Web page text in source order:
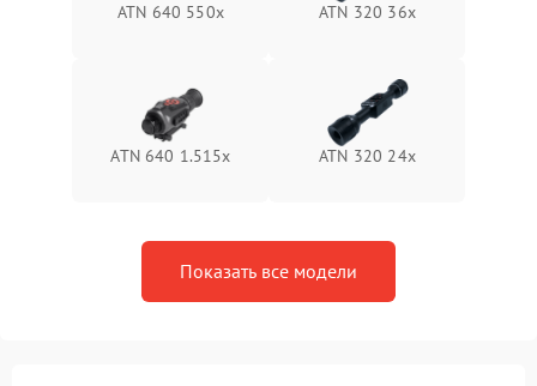
ATN 640 550x ATN 320 36x
ATN 640 1.515x ATN 320 24x
Показать все модели